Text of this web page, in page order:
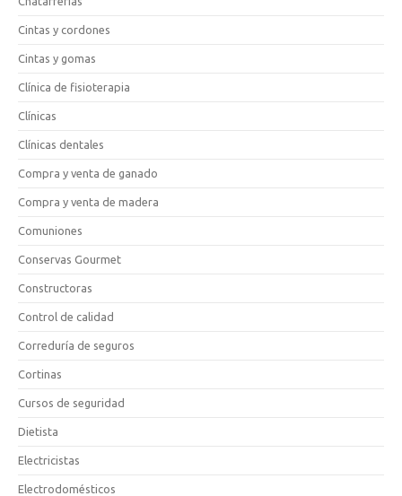
Cintas y cordones
Cintas y gomas
Clínica de fisioterapia
Clínicas
Clínicas dentales
Compra y venta de ganado
Compra y venta de madera
Comuniones
Conservas Gourmet
Constructoras
Control de calidad
Correduría de seguros
Cortinas
Cursos de seguridad
Dietista
Electricistas
Electrodomésticos